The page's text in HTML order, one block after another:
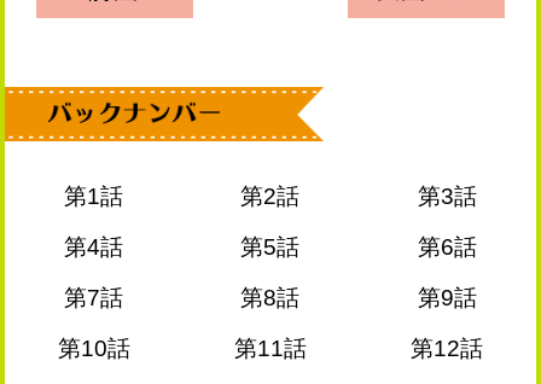
第1話 第2話
第3話
第4話
第5話
第6話
第7話
第8話
第9話
第10話
第11話
第12話